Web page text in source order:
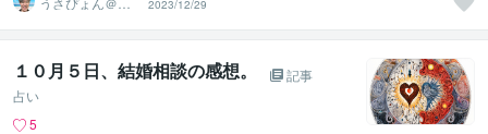
し系アラフィフ
心寄り添い人
2023/12/29
１０月５日、結婚相談の感想。
記事
占い
5